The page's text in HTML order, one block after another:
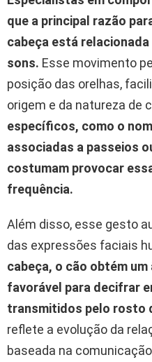
que a principal razão
cabeça está
sons. Esse movimento
posição das orelhas,
origem e da natureza de
específicos, como o
associadas a passeios
costumam provocar
frequência.
Além disso, esse gesto
das expressões faciais
cabeça, o cão obtém
favorável para decifrar
transmitidos pelo rosto
reflete a evolução da
baseada na